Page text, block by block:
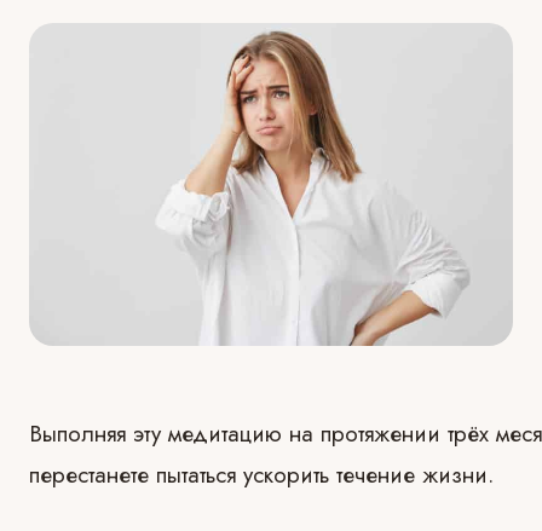
Выполняя эту медитацию на протяжении трёх
перестанете пытаться ускорить течение жизни.